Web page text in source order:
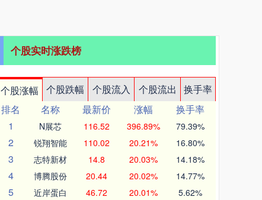
个股实时涨跌榜
个股涨幅 个股跌幅 个股流入 个股流出
换手率
排名
名称 最新价 涨幅
换手率
1
N展芯 116.52 396.89% 79.39%
2 锐翔智能 110.02 20.21% 16.80%
3 志特新材 14.8 20.03% 14.18%
4 博腾股份 20.44 20.02% 14.77%
5 近岸蛋白 46.72 20.01% 5.62%